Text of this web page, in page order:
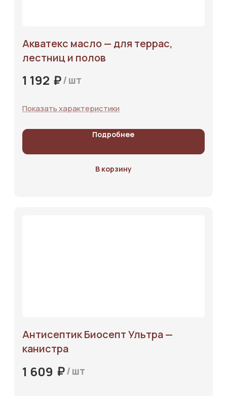
Акватекс масло — для террас,
лестниц и полов
1 192 ₽/шт
Показать характеристики
Подробнее
В корзину
Антисептик Биосепт Ультра —
канистра
1 609 ₽/шт